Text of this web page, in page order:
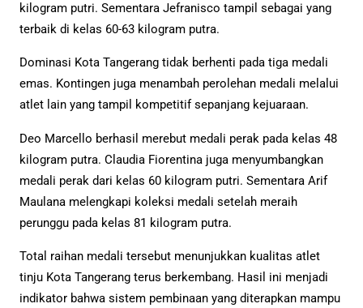
kilogram putri. Sementara Jefranisco tampil sebagai yang
terbaik di kelas 60-63 kilogram putra.
Dominasi Kota Tangerang tidak berhenti pada tiga medali
emas. Kontingen juga menambah perolehan medali melalui
atlet lain yang tampil kompetitif sepanjang kejuaraan.
Deo Marcello berhasil merebut medali perak pada kelas 48
kilogram putra. Claudia Fiorentina juga menyumbangkan
medali perak dari kelas 60 kilogram putri. Sementara Arif
Maulana melengkapi koleksi medali setelah meraih
perunggu pada kelas 81 kilogram putra.
Total raihan medali tersebut menunjukkan kualitas atlet
tinju Kota Tangerang terus berkembang. Hasil ini menjadi
indikator bahwa sistem pembinaan yang diterapkan mampu